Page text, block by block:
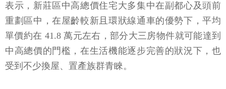
表示，新莊區中高總價住宅大多集中在副都心及頭前
重劃區中，在屋齡較新且環狀線通車的優勢下，平均
單價約在 41.8 萬元左右，部分大三房物件就可能達到
中高總價的門檻，在生活機能逐步完善的狀況下，也
受到不少換屋、置產族群青睞。